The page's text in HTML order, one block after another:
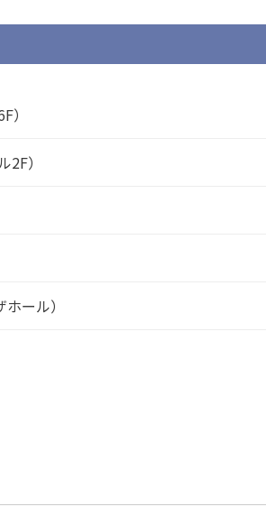
）
）
ール）